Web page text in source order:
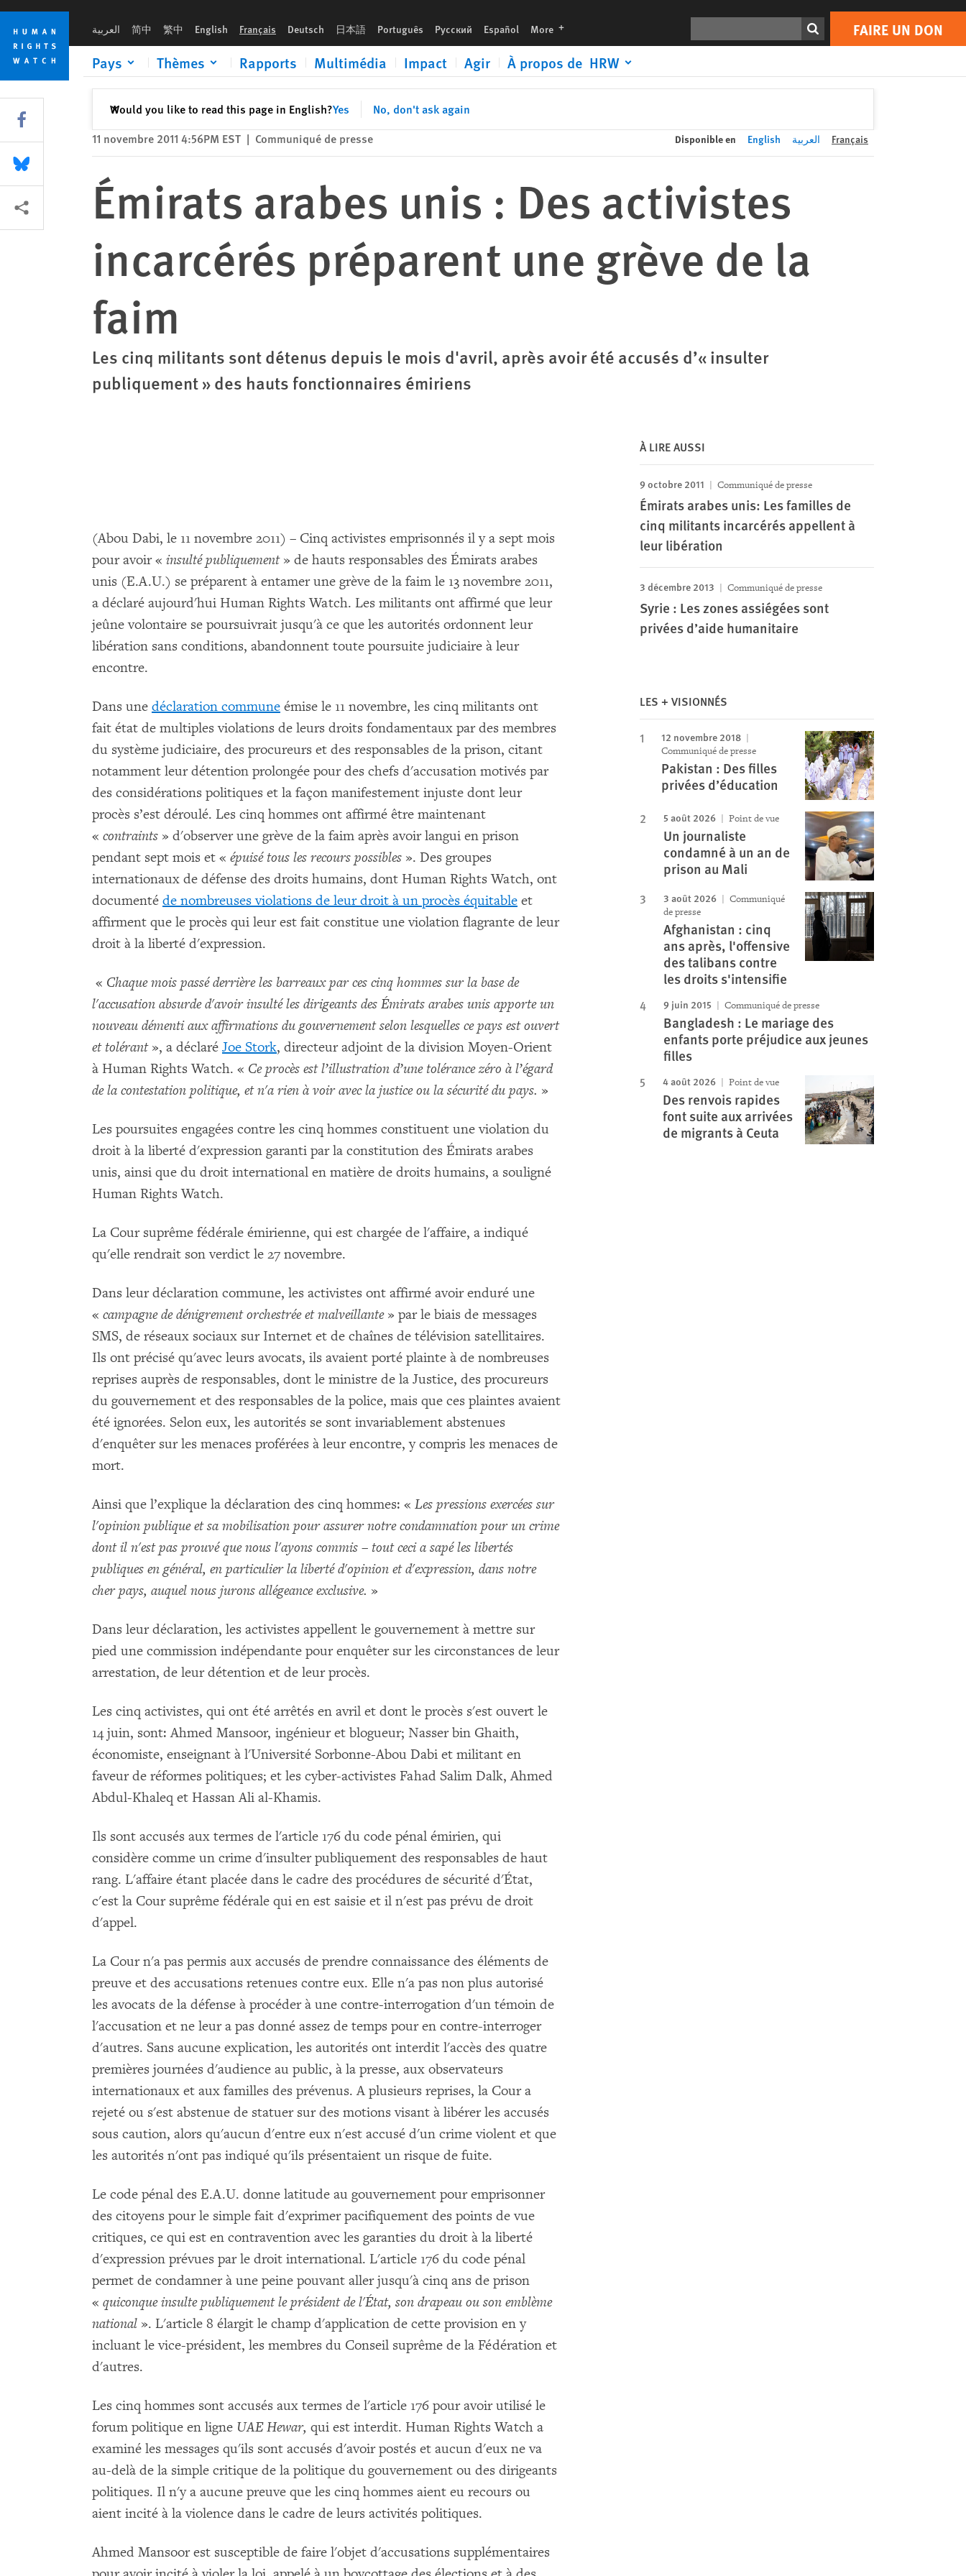
Skip
cookie
privacy
notice
Skip
main
content
العربية 简中 繁中 English Français Deutsch 日本語 Português Русский Español More languages FAIRE UN DON
Pays Thèmes Rapports Multimédia Impact Agir À propos de HRW
Would you like to read this page in English?Yes No, don't ask again
✕Fermer
Print FAIRE UN DON
11 novembre 2011 4:56PM EST | Communiqué de presse Disponible en English العربية Français
Émirats arabes unis : Des activistes
incarcérés préparent une grève de la
faim
Les cinq militants sont détenus depuis le mois d'avril, après avoir été accusés d’« insulter
publiquement » des hauts fonctionnaires émiriens
(Abou Dabi, le 11 novembre 2011) – Cinq activistes emprisonnés il y a sept mois
pour avoir « insulté publiquement» de hauts responsables des Émirats arabes
unis (E.A.U.) se préparent à entamer une grève de la faim le 13 novembre 2011,
a déclaré aujourd'hui Human Rights Watch. Les militants ont affirmé que leur
jeûne volontaire se poursuivrait jusqu'à ce que les autorités ordonnent leur
libération sans conditions, abandonnent toute poursuite judiciaire à leur
encontre.
Dans une déclaration commune émise le 11 novembre, les cinq militants ont
fait état de multiples violations de leurs droits fondamentaux par des membres
du système judiciaire, des procureurs et des responsables de la prison, citant
notamment leur détention prolongée pour des chefs d'accusation motivés par
des considérations politiques et la façon manifestement injuste dont leur
procès s’est déroulé. Les cinq hommes ont affirmé être maintenant
« contraints » d'observer une grève de la faim après avoir langui en prison
pendant sept mois et « épuisé tous les recours possibles ». Des groupes
internationaux de défense des droits humains, dont Human Rights Watch, ont
documenté de nombreuses violations de leur droit à un procès équitable et
affirment que le procès qui leur est fait constitue une violation flagrante de leur
droit à la liberté d'expression.
« Chaque mois passé derrière les barreaux par ces cinq hommes sur la base de
l'accusation absurde d'avoir insulté les dirigeants des Émirats arabes unis apporte un
nouveau démenti aux affirmations dugouvernement selon lesquelles ce pays est ouvert
et tolérant», a déclaré Joe Stork, directeur adjoint de la division Moyen-Orient
à Human Rights Watch. « Ce procès est l’illustration d’une tolérance zéro à l’égard
de la contestation politique, et n'a rien à voir avec la justice ou la sécurité du pays. »
Les poursuites engagées contre les cinq hommes constituent une violation du
droit à la liberté d'expression garanti par la constitution des Émirats arabes
unis, ainsi que du droit international en matière de droits humains, a souligné
Human Rights Watch.
La Cour suprême fédérale émirienne, qui est chargée de l'affaire, a indiqué
qu'elle rendrait son verdict le 27 novembre.
Dans leur déclaration commune, les activistes ont affirmé avoir enduré une
« campagne de dénigrement orchestrée et malveillante» par le biais de messages
SMS, de réseaux sociaux sur Internet et de chaînes de télévision satellitaires.
Ils ont précisé qu'avec leurs avocats, ils avaient porté plainte à de nombreuses
reprises auprès de responsables, dont le ministre de la Justice, des procureurs
du gouvernement et des responsables de la police, mais que ces plaintes avaient
été ignorées. Selon eux, les autorités se sont invariablement abstenues
d'enquêter sur les menaces proférées à leur encontre, y compris les menaces de
mort.
Ainsi que l’explique la déclaration des cinq hommes: « Les pressions exercées sur
l'opinion publique et sa mobilisation pour assurer notre condamnation pour un crime
dont il n'est pas prouvé que nous l'ayons commis – tout ceci a sapé les libertés
publiques en général, en particulier la liberté d'opinion et d'expression, dans notre
cher pays, auquel nous jurons allégeance exclusive. »
Dans leur déclaration, les activistes appellent le gouvernement à mettre sur
pied une commission indépendante pour enquêter sur les circonstances de leur
arrestation, de leur détention et de leur procès.
Les cinq activistes, qui ont été arrêtés en avril et dont le procès s'est ouvert le
14 juin, sont: Ahmed Mansoor, ingénieur et blogueur; Nasser bin Ghaith,
économiste, enseignant à l'Université Sorbonne-Abou Dabi et militant en
faveur de réformes politiques; et les cyber-activistes Fahad Salim Dalk, Ahmed
Abdul-Khaleq et Hassan Ali al-Khamis.
Ils sont accusés aux termes de l'article 176 du code pénal émirien, qui
considère comme un crime d'insulter publiquement des responsables de haut
rang. L'affaire étant placée dans le cadre des procédures de sécurité d'État,
c'est la Cour suprême fédérale qui en est saisie et il n'est pas prévu de droit
d'appel.
La Cour n'a pas permis aux accusés de prendre connaissance des éléments de
preuve et des accusations retenues contre eux. Elle n'a pas non plus autorisé
les avocats de la défense à procéder à une contre-interrogation d'un témoin de
l'accusation et ne leur a pas donné assez de temps pour en contre-interroger
d'autres. Sans aucune explication, les autorités ont interdit l'accès des quatre
premières journées d'audience au public, à la presse, aux observateurs
internationaux et aux familles des prévenus. A plusieurs reprises, la Cour a
rejeté ou s'est abstenue de statuer sur des motions visant à libérer les accusés
sous caution, alors qu'aucun d'entre eux n'est accusé d'un crime violent et que
les autorités n'ont pas indiqué qu'ils présentaient un risque de fuite.
Le code pénal des E.A.U. donne latitude au gouvernement pour emprisonner
des citoyens pour le simple fait d'exprimer pacifiquement des points de vue
critiques, ce qui est en contravention avec les garanties du droit à la liberté
d'expression prévues par le droit international. L'article 176 du code pénal
permet de condamner à une peine pouvant aller jusqu'à cinq ans de prison
« quiconque insulte publiquement le président de l'État, son drapeau ou son emblème
national ». L'article 8 élargit le champ d'application de cette provision en y
incluant le vice-président, les membres du Conseil suprême de la Fédération et
d'autres.
Les cinq hommes sont accusés aux termes de l'article 176 pour avoir utilisé le
forum politique en ligne UAE Hewar, qui est interdit. Human Rights Watch a
examiné les messages qu'ils sont accusés d'avoir postés et aucun d'eux ne va
au-delà de la simple critique de la politique du gouvernement ou des dirigeants
politiques. Il n'y a aucune preuve que les cinq hommes aient eu recours ou
aient incité à la violence dans le cadre de leurs activités politiques.
Ahmed Mansoor est susceptible de faire l'objet d'accusations supplémentaires
À LIRE AUSSI
9 octobre 2011 Communiqué de presse
Émirats arabes unis: Les familles de
cinq militants incarcérés appellent à
leur libération
3 décembre 2013 Communiqué de presse
Syrie : Les zones assiégées sont
privées d’aide humanitaire
LES + VISIONNÉS
12 novembre 2018
Communiqué de presse
Pakistan : Des filles
privées d’éducation
5 août 2026 Point de vue
Un journaliste
condamné à un an de
prison au Mali
3 août 2026
Communiqué
de presse
Afghanistan : cinq
ans après, l'offensive
des talibans contre
les droits s'intensifie
9 juin 2015 Communiqué de presse
Bangladesh : Le mariage des
enfants porte préjudice aux jeunes
filles
4 août 2026 Point de vue
Des renvois rapides
font suite aux arrivées
de migrants à Ceuta
Share this via Facebook
Share this via Bluesky
Share this via Partagez